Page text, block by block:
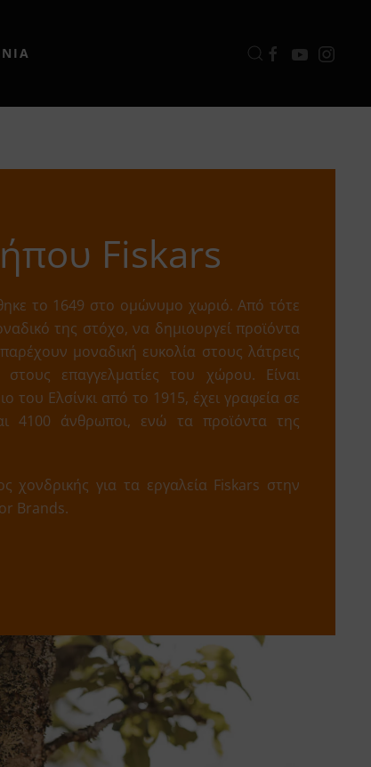
Fiskars
το 1649 στο ομώνυμο χωριό. Από τότε
της στόχο, να δημιουργεί προϊόντα
μοναδική ευκολία στους λάτρεις
επαγγελματίες του χώρου. Είναι
του Ελσίνκι από το 1915, έχει γραφεία σε
4100 άνθρωποι, ενώ τα προϊόντα της
χονδρικής για τα εργαλεία Fiskars στην
Brands.